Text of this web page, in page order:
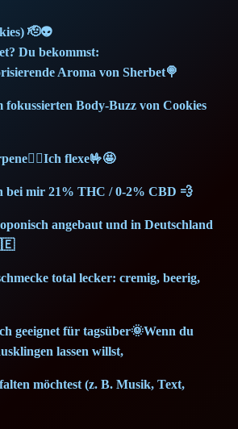
2
5
€
.
🫡👽
Du bekommst:
Aroma von Sherbet🍭
fokussierten Body-Buzz von Cookies
flexe🤟🤩
bei mir 21% THC / 0-2% CBD 💨
angebaut und in Deutschland
total lecker: cremig, beerig,
geeignet für tagsüber🌞Wenn du
lassen willst,
möchtest (z. B. Musik, Text,